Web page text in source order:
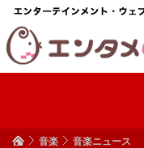
音楽 音楽ニュース